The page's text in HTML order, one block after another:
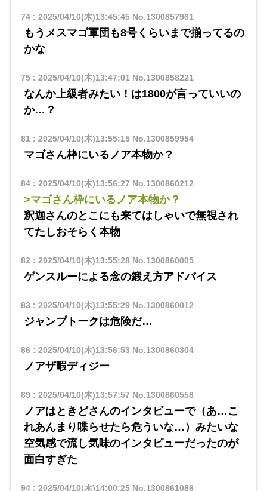
74: 2025/04/10(木)13:45:45No.1300857961
もうメスマゴ軍団も8号くらいまで揃ってるの
かな
75: 2025/04/10(木)13:47:01 No.1300858221
なんか上級者みたい！は1800が言っていいの
か…？
81 : 2025/04/10(木)13:55:15No.1300859954
マゴさん枠にいるノア本物か？
84: 2025/04/10(木)13:56:27 No.1300860212
>マゴさん枠にいるノア本物か？
釈迦さんのとこにも来てはしゃいで無視され
てたしおそらく本物
82 : 2025/04/10(木)13:55:28No.1300860005
ゲンスルーによる念の鍛え方アドバイス
83 : 2025/04/10(木)13:55:29No.1300860012
ジャンプトークは危険だ…
86 : 2025/04/10(木)13:56:53 No.1300860304
ノアザ暇ディジー
89: 2025/04/10(木)13:57:57 No.1300860558
ノアはときどさんのインタビューで（あ…こ
れあんまり喋らせたら危ういな…）みたいな
空気感で流し気味のインタビューだったのが
面白すぎた
94: 2025/04/10(木)14:00:25No.1300861086